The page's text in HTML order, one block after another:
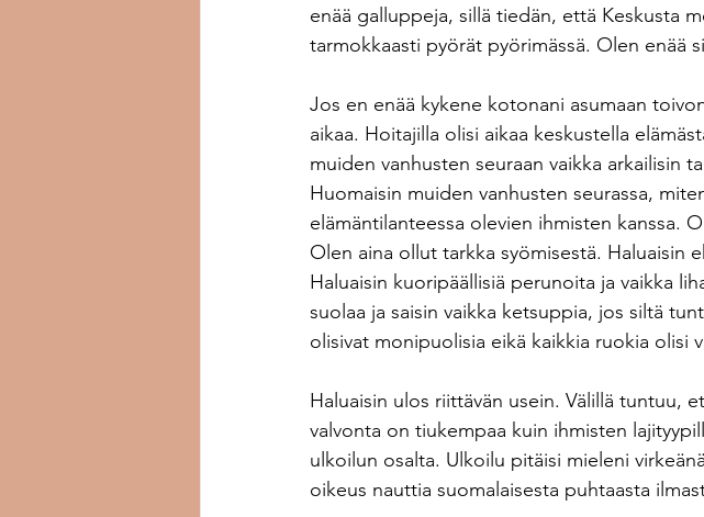
enää galluppeja, sillä tiedän, että Keskusta
tarmokkaasti pyörät pyörimässä. Olen enää
Jos en enää kykene kotonani asumaan
aikaa. Hoitajilla olisi aikaa keskustella
muiden vanhusten seuraan vaikka arkailisin
Huomaisin muiden vanhusten seurassa,
elämäntilanteessa olevien ihmisten kanssa.
Olen aina ollut tarkka syömisestä. Haluaisin
Haluaisin kuoripäällisiä perunoita ja vaikka
suolaa ja saisin vaikka ketsuppia, jos siltä
olisivat monipuolisia eikä kaikkia ruokia olisi
Haluaisin ulos riittävän usein. Välillä tuntuu,
valvonta on tiukempaa kuin ihmisten
ulkoilun osalta. Ulkoilu pitäisi mieleni
oikeus nauttia suomalaisesta puhtaasta